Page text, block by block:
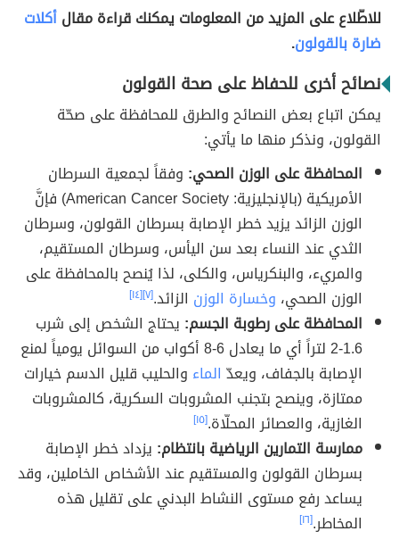
للاطّلاع على المزيد من المعلومات يمكنك قراءة مقالأكلات
ضارة بالقولون.
نصائح أخرى للحفاظ على صحة القولون
يمكن اتباع بعض النصائح والطرق للمحافظة على صحّة
القولون، ونذكر منها ما يأتي:
المحافظة على الوزن الصحي: وفقاً لجمعية السرطان
الأمريكية (بالإنجليزية: American Cancer Society) فإنَّ
الوزن الزائد يزيد خطر الإصابة بسرطان القولون، وسرطان
الثدي عند النساء بعد سن اليأس، وسرطان المستقيم،
والمريء، والبنكرياس، والكلى، لذا يُنصح بالمحافظة على
الوزن الصحي، وخسارة الوزن الزائد.[٧] [١٤]
المحافظة على رطوبة الجسم: يحتاج الشخص إلى شرب
1.6-2 لتراً أي ما يعادل 6-8 أكواب من السوائل يومياً لمنع
الإصابة بالجفاف، ويعدّ الماء والحليب قليل الدسم خيارات
ممتازة، وينصح بتجنب المشروبات السكرية، كالمشروبات
الغازية، والعصائر المحلّاة.[١٥]
ممارسة التمارين الرياضية بانتظام: يزداد خطر الإصابة
بسرطان القولون والمستقيم عند الأشخاص الخاملين، وقد
يساعد رفع مستوى النشاط البدني على تقليل هذه
المخاطر.[١٦]